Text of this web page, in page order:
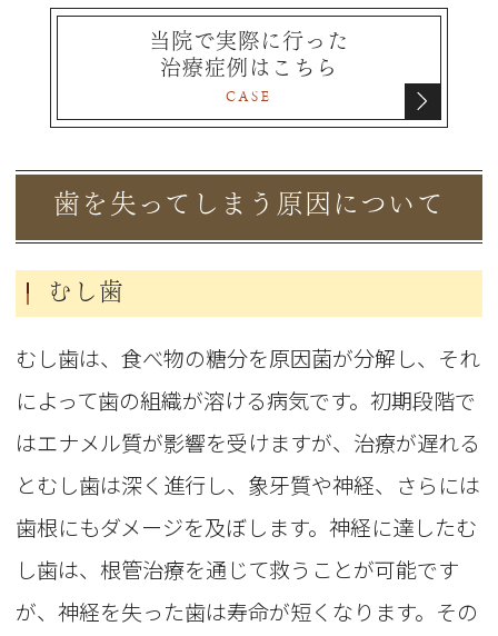
当院で実際に行った
治療症例はこちら
CASE
歯を失ってしまう原因について
むし歯
むし歯は、食べ物の糖分を原因菌が分解し、それ
によって歯の組織が溶ける病気です。初期段階で
はエナメル質が影響を受けますが、治療が遅れる
とむし歯は深く進行し、象牙質や神経、さらには
歯根にもダメージを及ぼします。神経に達したむ
し歯は、根管治療を通じて救うことが可能です
が、神経を失った歯は寿命が短くなります。その